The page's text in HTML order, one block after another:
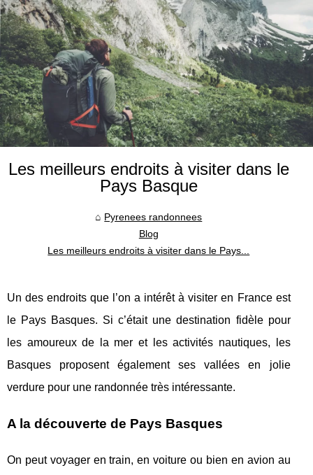
Les meilleurs endroits à visiter dans le
Pays Basque
Pyrenees randonnees
Blog
Les meilleurs endroits à visiter dans le Pays...
Un des endroits que l’on a intérêt à visiter en France est
le Pays Basques. Si c’était une destination fidèle pour
les amoureux de la mer et les activités nautiques, les
Basques proposent également ses vallées en jolie
verdure pour une randonnée très intéressante.
A la découverte de Pays Basques
On peut voyager en train, en voiture ou bien en avion au